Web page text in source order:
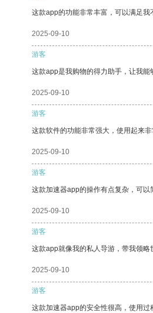
这款app的功能非常丰富，可以满足我
2025-09-10
游客
这款app是我购物的得力助手，让我能
2025-09-10
游客
这款软件的功能非常强大，使用起来非
2025-09-10
游客
这款加速器app的操作有点复杂，可以
2025-09-10
游客
这款app就像我的私人导游，带我领略
2025-09-10
游客
这款加速器app的安全性很高，使用过